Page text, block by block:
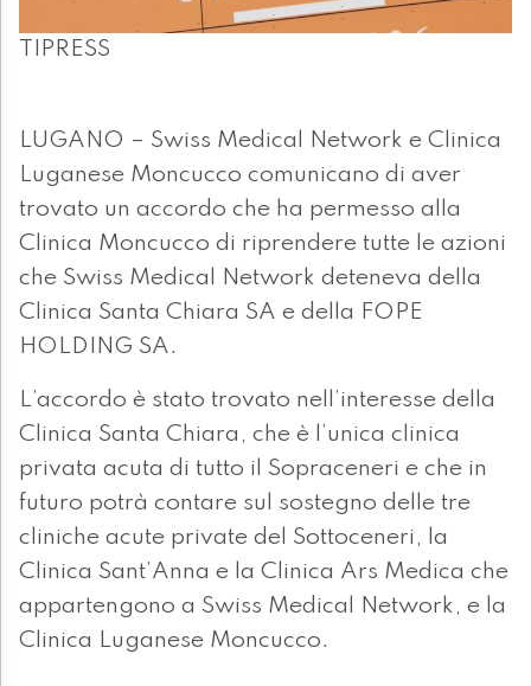
TIPRESS
LUGANO – Swiss Medical Network e Clinica
Luganese Moncucco comunicano di aver
trovato un accordo che ha permesso alla
Clinica Moncucco di riprendere tutte le azioni
che Swiss Medical Network deteneva della
Clinica Santa Chiara SA e della FOPE
HOLDING SA.
L’accordo è stato trovato nell’interesse della
Clinica Santa Chiara, che è l’unica clinica
privata acuta di tutto il Sopraceneri e che in
futuro potrà contare sul sostegno delle tre
cliniche acute private del Sottoceneri, la
Clinica Sant’Anna e la Clinica Ars Medica che
appartengono a Swiss Medical Network, e la
Clinica Luganese Moncucco.